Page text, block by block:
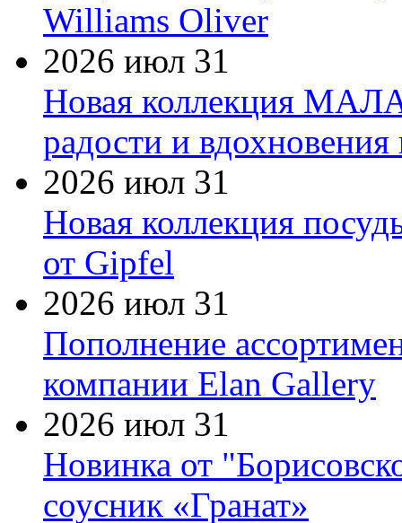
Williams Oliver
2026 июл 31
Новая коллекция
радости и
2026 июл 31
Новая коллекция
от Gipfel
2026 июл 31
Пополнение
компании Elan Gallery
2026 июл 31
Новинка от
соусник «Гранат»